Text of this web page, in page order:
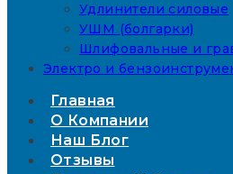
Удлинители силовые
УШМ (болгарки)
Шлифовальные и
Электро и
Главная
О Компании
Наш Блог
Отзывы